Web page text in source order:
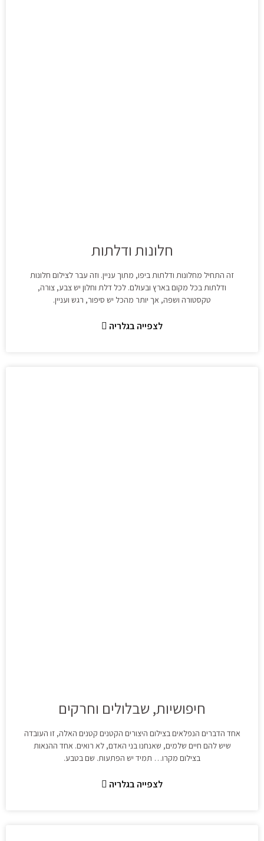
חלונות ודלתות
זה התחיל מחלונות ודלתות ביפו, מתוך עניין. וזה עבר לצילום חלונות
ודלתות בכל מקום בארץ ובעולם. לכל דלת וחלון יש צבע, צורה,
טקסטורה ושפה, אך יותר מהכל יש סיפור, רגש ועניין.
לצפייה בגלריה
חיפושיות, שבלולים וחרקים
אחד הדברים הנפלאים בצילום היצורים הקטנים קטנים האלה, זו העובדה
שיש להם חיים שלמים, שאנחנו בני האדם, לא רואים. אחד ההנאות
בצילום מקרו… תמיד יש הפתעות. שם בטבע.
לצפייה בגלריה